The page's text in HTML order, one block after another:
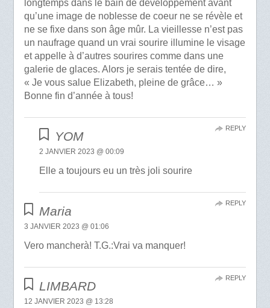
longtemps dans le bain de développement avant
qu’une image de noblesse de coeur ne se révèle et
ne se fixe dans son âge mûr. La vieillesse n’est pas
un naufrage quand un vrai sourire illumine le visage
et appelle à d’autres sourires comme dans une
galerie de glaces. Alors je serais tentée de dire,
« Je vous salue Elizabeth, pleine de grâce… »
Bonne fin d’année à tous!
YOM
2 JANVIER 2023 @ 00:09
Elle a toujours eu un très joli sourire
REPLY
Maria
3 JANVIER 2023 @ 01:06
Vero mancherà! T.G.:Vrai va manquer!
REPLY
LIMBARD
12 JANVIER 2023 @ 13:28
REPLY